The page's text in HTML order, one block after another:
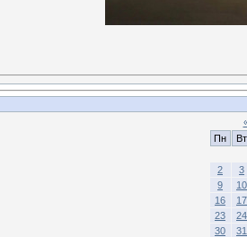
Пн
Вт
2
3
9
10
16
17
23
24
30
31